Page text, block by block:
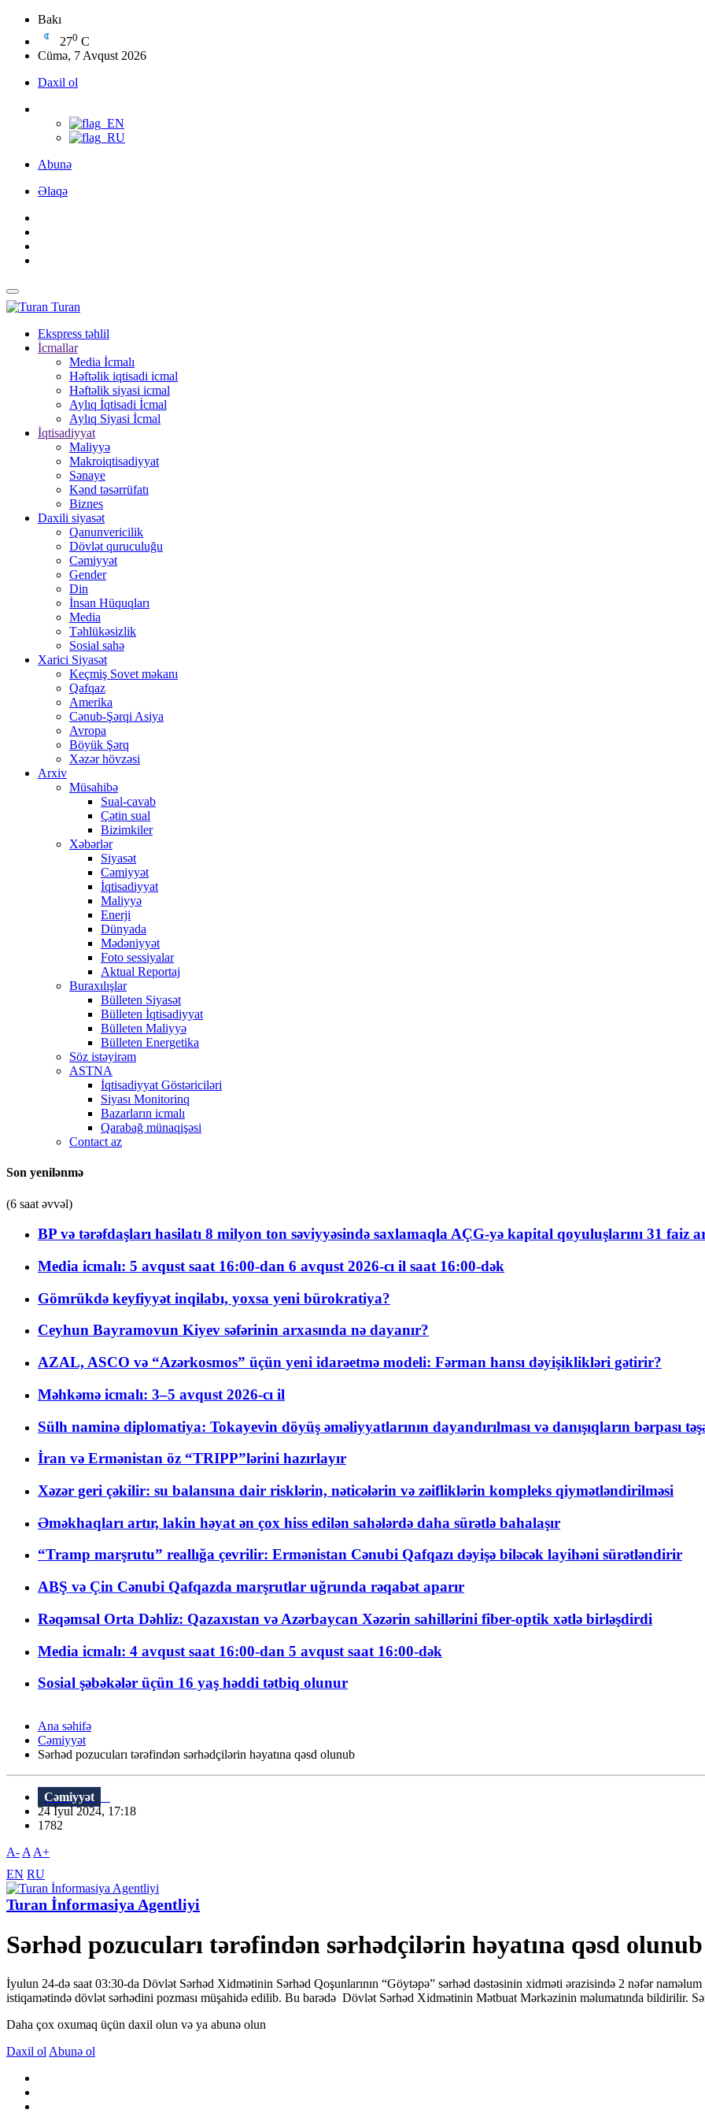
Bakı
270 C
Cümə, 7 Avqust 2026
Daxil ol
Abunə
Əlaqə
Turan
Ekspress təhlil
İcmallar
Media İcmalı
Həftəlik iqtisadi icmal
Həftəlik siyasi icmal
Aylıq İqtisadi İcmal
Aylıq Siyasi İcmal
İqtisadiyyat
Maliyyə
Makroiqtisadiyyat
Sənaye
Kənd təsərrüfatı
Biznes
Daxili siyasət
Qanunvericilik
Dövlət quruculuğu
Cəmiyyət
Gender
Din
İnsan Hüquqları
Media
Təhlükəsizlik
Sosial sahə
Xarici Siyasət
Keçmiş Sovet məkanı
Qafqaz
Amerika
Cənub-Şərqi Asiya
Avropa
Böyük Şərq
Xəzər hövzəsi
Arxiv
Müsahibə
Sual-cavab
Çətin sual
Bizimkiler
Xəbərlər
Siyasət
Cəmiyyət
İqtisadiyyat
Maliyyə
Enerji
Dünyada
Mədəniyyət
Foto sessiyalar
Aktual Reportaj
Buraxılışlar
Bülleten Siyasət
Bülleten İqtisadiyyat
Bülleten Maliyyə
Bülleten Energetika
Söz istəyirəm
ASTNA
İqtisadiyyat Göstəriciləri
Siyası Monitorinq
Bazarların icmalı
Qarabağ münaqişəsi
Contact az
Son yenilənmə
(6 saat əvvəl)
BP və tərəfdaşları hasilatı 8 milyon ton səviyyəsində saxlamaqla AÇG-yə kapital qoyuluşlarını 31 faiz
Media icmalı: 5 avqust saat 16:00-dan 6 avqust 2026-cı il saat 16:00-dək
Gömrükdə keyfiyyət inqilabı, yoxsa yeni bürokratiya?
Ceyhun Bayramovun Kiyev səfərinin arxasında nə dayanır?
AZAL, ASCO və “Azərkosmos” üçün yeni idarəetmə modeli: Fərman hansı dəyişiklikləri gətirir?
Məhkəmə icmalı: 3–5 avqust 2026-cı il
Sülh naminə diplomatiya: Tokayevin döyüş əməliyyatlarının dayandırılması və danışıqların bərpası
İran və Ermənistan öz “TRIPP”lərini hazırlayır
Xəzər geri çəkilir: su balansına dair risklərin, nəticələrin və zəifliklərin kompleks qiymətləndirilməsi
Əməkhaqları artır, lakin həyat ən çox hiss edilən sahələrdə daha sürətlə bahalaşır
“Tramp marşrutu” reallığa çevrilir: Ermənistan Cənubi Qafqazı dəyişə biləcək layihəni sürətləndirir
ABŞ və Çin Cənubi Qafqazda marşrutlar uğrunda rəqabət aparır
Rəqəmsal Orta Dəhliz: Qazaxıstan və Azərbaycan Xəzərin sahillərini fiber-optik xətlə birləşdirdi
Media icmalı: 4 avqust saat 16:00-dan 5 avqust saat 16:00-dək
Sosial şəbəkələr üçün 16 yaş həddi tətbiq olunur
Ana səhifə
Cəmiyyət
Sərhəd pozucuları tərəfindən sərhədçilərin həyatına qəsd olunub
Cəmiyyət
24 İyul 2024, 17:18
1782
A- A A+
EN RU
Turan İnformasiya Agentliyi
Sərhəd pozucuları tərəfindən sərhədçilərin həyatına qəsd olunub
İyulun 24-də saat 03:30-da Dövlət Sərhəd Xidmətinin Sərhəd Qoşunlarının “Göytəpə” sərhəd dəstəsinin xidməti ərazisində 2 nəfər
istiqamətində dövlət sərhədini pozması müşahidə edilib. Bu barədə Dövlət Sərhəd Xidmətinin Mətbuat Mərkəzinin məlumatında bildirilir.
Daha çox oxumaq üçün daxil olun və ya abunə olun
Daxil ol Abunə ol